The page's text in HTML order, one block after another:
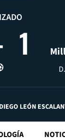
1
LEÓN